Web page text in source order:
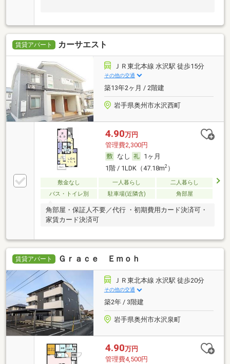
賃貸アパート カーサエスト
ＪＲ東北本線 水沢駅 徒歩15分
その他の交通
築13年2ヶ月 / 2階建
岩手県奥州市水沢西町
4.90万円
管理費2,300円
なし
1ヶ月
1階 / 1LDK（47.18m2）
敷金なし 一人暮らし
二人暮らし
バス・トイレ別
駐車場(近隣含) 角部屋
角部屋・保証人不要／代行 ・初期費用カード決済可・
家賃カード決済可
賃貸アパート Ｇｒａｃｅ Ｅｍｏｈ
ＪＲ東北本線 水沢駅 徒歩20分
その他の交通
築2年 / 3階建
岩手県奥州市水沢泉町
4.90万円
管理費4,500円